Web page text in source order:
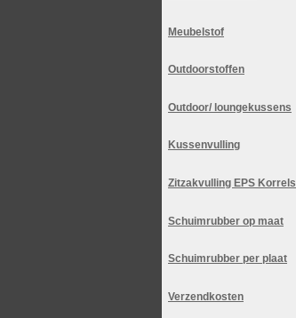
Meubelstof
Outdoorstoffen
Outdoor/ loungekussens
Kussenvulling
Zitzakvulling EPS Korrels
Schuimrubber op maat
Schuimrubber per plaat
Verzendkosten